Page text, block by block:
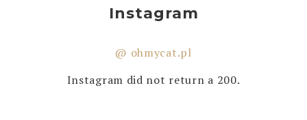
Instagram
@ ohmycat.pl
Instagram did not return a 200.